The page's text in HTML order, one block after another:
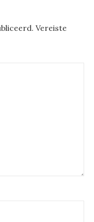
Vereiste